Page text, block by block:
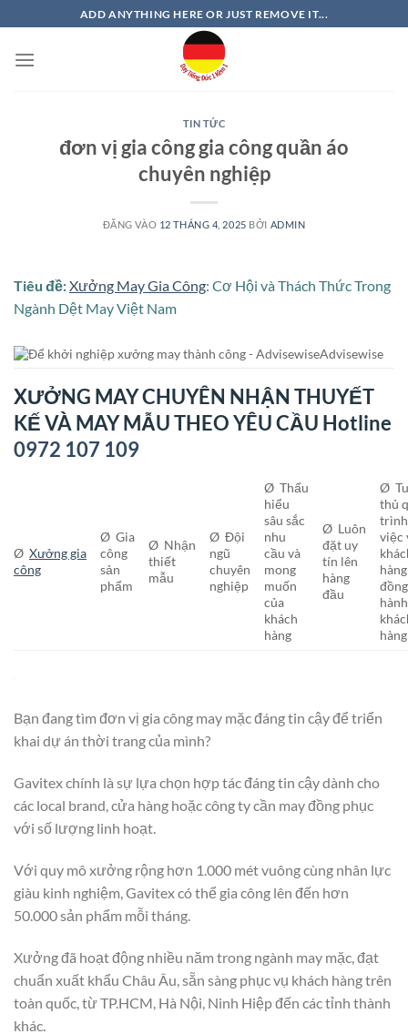
qua
nội
ADD ANYTHING HERE OR JUST REMOVE IT...
TIN TỨC
đơn vị gia công gia công quần áo
chuyên nghiệp
ĐĂNG VÀO 12 THÁNG 4, 2025 BỞI ADMIN
Tiêu đề:Xưởng May Gia Công: Cơ Hội và Thách Thức Trong
Ngành Dệt May Việt Nam
XƯỞNG MAY CHUYÊN NHẬN THUYẾT
KẾ VÀ MAY MẪU THEO YÊU CẦU Hotline
0972 107 109
Ø Xưởng gia
công
Ø Gia
công
sản
phẩm
Ø Nhận
thiết
mẫu
Ø Đội
ngũ
chuyên
nghiệp
Ø Thấu
hiểu
sâu sắc
nhu
cầu và
mong
muốn
của
khách
hàng
Ø Luôn
đặt uy
tín lên
hàng
đầu
Ø
thủ
việc
đồng
hàng
Bạn đang tìm đơn vị gia công may mặc đáng tin cậy để triển
khai dự án thời trang của mình?
Gavitex chính là sự lựa chọn hợp tác đáng tin cậy dành cho
các local brand, cửa hàng hoặc công ty cần may đồng phục
với số lượng linh hoạt.
Với quy mô xưởng rộng hơn 1.000 mét vuông cùng nhân lực
giàu kinh nghiệm, Gavitex có thể gia công lên đến hơn
50.000 sản phẩm mỗi tháng.
Xưởng đã hoạt động nhiều năm trong ngành may mặc, đạt
chuẩn xuất khẩu Châu Âu, sẵn sàng phục vụ khách hàng trên
toàn quốc, từ TP.HCM, Hà Nội, Ninh Hiệp đến các tỉnh thành
khác.